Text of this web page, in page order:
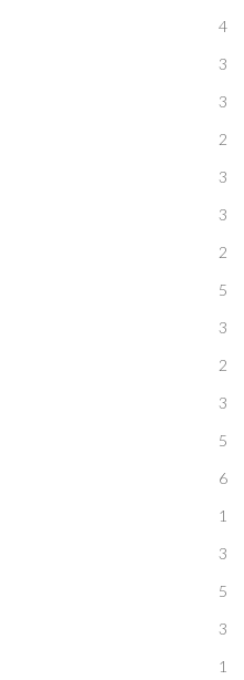
4
3
3
2
3
3
2
5
3
2
3
5
6
1
3
5
3
1